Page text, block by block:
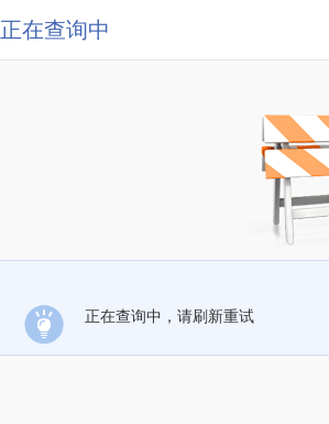
正在查询中
正在查询中，请刷新重试